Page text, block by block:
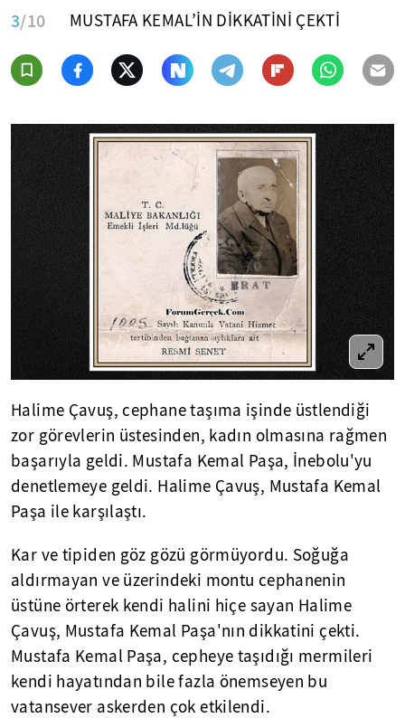
3/10 MUSTAFA KEMAL’İN DİKKATİNİ ÇEKTİ
Halime Çavuş, cephane taşıma işinde üstlendiği
zor görevlerin üstesinden, kadın olmasına rağmen
başarıyla geldi. Mustafa Kemal Paşa, İnebolu'yu
denetlemeye geldi. Halime Çavuş, Mustafa Kemal
Paşa ile karşılaştı.
Kar ve tipiden göz gözü görmüyordu. Soğuğa
aldırmayan ve üzerindeki montu cephanenin
üstüne örterek kendi halini hiçe sayan Halime
Çavuş, Mustafa Kemal Paşa'nın dikkatini çekti.
Mustafa Kemal Paşa, cepheye taşıdığı mermileri
kendi hayatından bile fazla önemseyen bu
vatansever askerden çok etkilendi.